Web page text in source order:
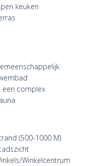
in een project met een
satelliet-tv, generator,
met verschillende
appartementen zijn
badkamers,
tegels van
ademende satijn
schuifdeuren met dubbele
en infrastructuur
keuken
een complex
(500-1000 M)
Winkelcentrum